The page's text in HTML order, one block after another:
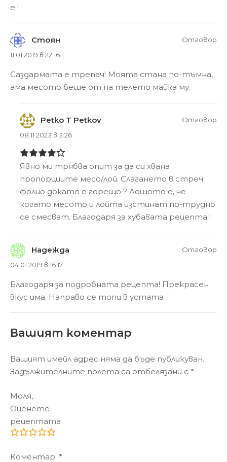
е !
Стоян
11.01.2019 в 22:16
Саздармата е трепач! Моята стана по-тъмна,
ама месото беше от на телето майка му.
Отговор
Petko T Petkov
08.11.2023 в 3:26
Явно ми трябва опит за да си хвана
пропорциите месо/лой. Слагането в стреч
фолио докато е горещо ? Лошото е, че
когато месото и лойта изстинат по-трудно
се смесват. Благодаря за хубавата рецепта !
Отговор
Надежда
04.01.2019 в 16:17
Благодаря за подробната рецепта! Прекрасен
вкус има. Направо се топи в устата
Отговор
Вашият коментар
Вашият имейл адрес няма да бъде публикуван.
Задължителните полета са отбелязани с *
Моля,
Оценете
рецептата
Коментар: *